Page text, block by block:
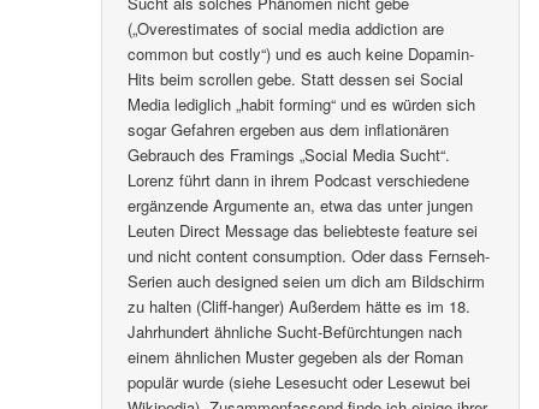
(„Overestimates of social media addiction are
common but costly“) und es auch keine Dopamin-
Hits beim scrollen gebe. Statt dessen sei Social
Media lediglich „habit forming“ und es würden sich
sogar Gefahren ergeben aus dem inflationären
Gebrauch des Framings „Social Media Sucht“.
Lorenz führt dann in ihrem Podcast verschiedene
ergänzende Argumente an, etwa das unter jungen
Leuten Direct Message das beliebteste feature sei
und nicht content consumption. Oder dass Fernseh-
Serien auch designed seien um dich am Bildschirm
zu halten (Cliff-hanger) Außerdem hätte es im 18.
Jahrhundert ähnliche Sucht-Befürchtungen nach
einem ähnlichen Muster gegeben als der Roman
populär wurde (siehe Lesesucht oder Lesewut bei